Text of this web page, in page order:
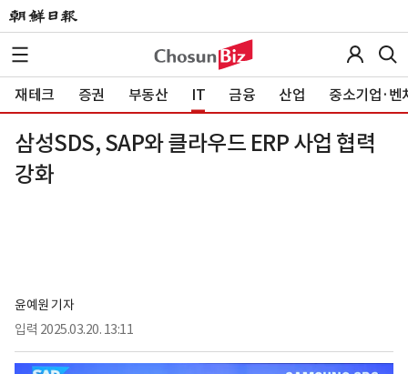
재테크 증권 부동산 IT 금융 산업 중소기업·벤
삼성SDS, SAP와 클라우드 ERP 사업 협력
강화
윤예원 기자
입력 2025.03.20. 13:11